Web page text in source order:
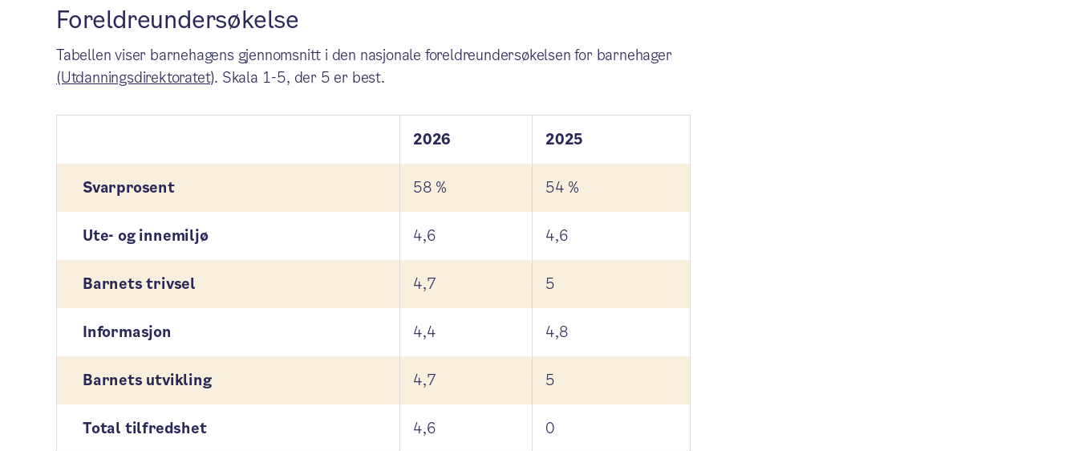
Foreldreundersøkelse
Tabellen viser barnehagens gjennomsnitt i den nasjonale foreldreundersøkelsen for barnehager
(Utdanningsdirektoratet). Skala 1-5, der 5 er best.
2026 2025
Svarprosent 58 % 54 %
Ute- og innemiljø 4,6 4,6
Barnets trivsel 4,7 5
Informasjon 4,4 4,8
Barnets utvikling 4,7 5
Total tilfredshet 4,6 0